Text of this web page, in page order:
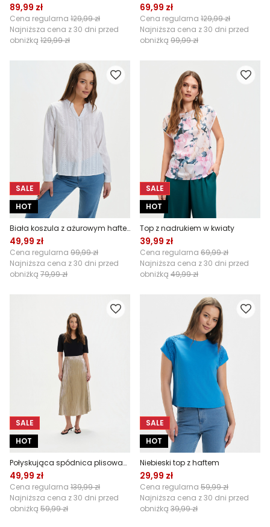
89,99 zł
Cena regularna 129,99 zł
Najniższa cena z 30 dni przed
obniżką 129,99 zł
69,99 zł
Cena regularna 129,99 zł
Najniższa cena z 30 dni przed
obniżką 99,99 zł
SALE
HOT
Biała koszula z ażurowym haftem
49,99 zł
Cena regularna 99,99 zł
Najniższa cena z 30 dni przed
obniżką 79,99 zł
SALE
HOT
Top z nadrukiem w kwiaty
39,99 zł
Cena regularna 69,99 zł
Najniższa cena z 30 dni przed
obniżką 49,99 zł
SALE
HOT
Połyskująca spódnica plisowana
49,99 zł
Cena regularna 139,99 zł
Najniższa cena z 30 dni przed
obniżką 59,99 zł
SALE
HOT
Niebieski top z haftem
29,99 zł
Cena regularna 59,99 zł
Najniższa cena z 30 dni przed
obniżką 39,99 zł